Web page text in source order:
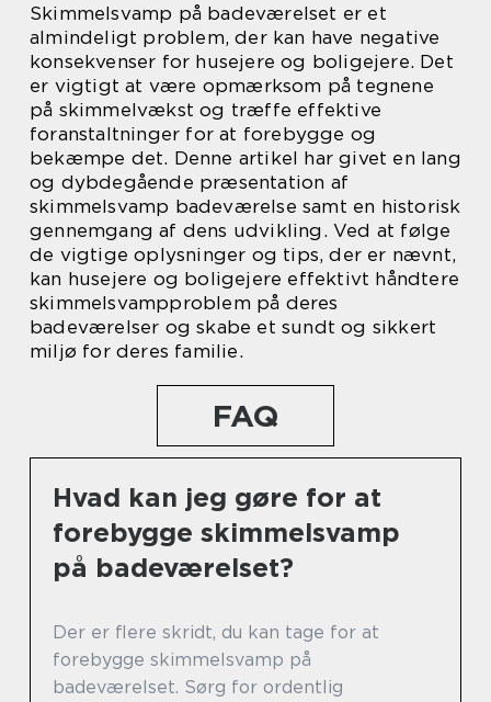
Skimmelsvamp på badeværelset er et
almindeligt problem, der kan have negative
konsekvenser for husejere og boligejere. Det
er vigtigt at være opmærksom på tegnene
på skimmelvækst og træffe effektive
foranstaltninger for at forebygge og
bekæmpe det. Denne artikel har givet en lang
og dybdegående præsentation af
skimmelsvamp badeværelse samt en historisk
gennemgang af dens udvikling. Ved at følge
de vigtige oplysninger og tips, der er nævnt,
kan husejere og boligejere effektivt håndtere
skimmelsvampproblem på deres
badeværelser og skabe et sundt og sikkert
miljø for deres familie.
FAQ
Hvad kan jeg gøre for at
forebygge skimmelsvamp
på badeværelset?
Der er flere skridt, du kan tage for at
forebygge skimmelsvamp på
badeværelset. Sørg for ordentlig